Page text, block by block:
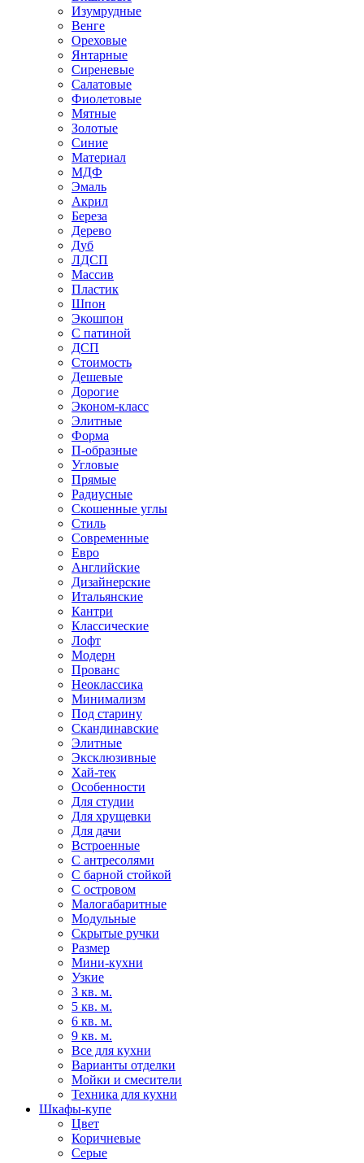
Изумрудные
Венге
Ореховые
Янтарные
Сиреневые
Салатовые
Фиолетовые
Мятные
Золотые
Синие
Материал
МДФ
Эмаль
Акрил
Береза
Дерево
Дуб
ЛДСП
Массив
Пластик
Шпон
Экошпон
С патиной
ДСП
Стоимость
Дешевые
Дорогие
Эконом-класс
Элитные
Форма
П-образные
Угловые
Прямые
Радиусные
Скошенные углы
Стиль
Современные
Евро
Английские
Дизайнерские
Итальянские
Кантри
Классические
Лофт
Модерн
Прованс
Неоклассика
Минимализм
Под старину
Скандинавские
Элитные
Эксклюзивные
Хай-тек
Особенности
Для студии
Для хрущевки
Для дачи
Встроенные
С антресолями
С барной стойкой
С островом
Малогабаритные
Модульные
Скрытые ручки
Размер
Мини-кухни
Узкие
3 кв. м.
5 кв. м.
6 кв. м.
9 кв. м.
Все для кухни
Варианты отделки
Мойки и смесители
Техника для кухни
Шкафы-купе
Цвет
Коричневые
Серые